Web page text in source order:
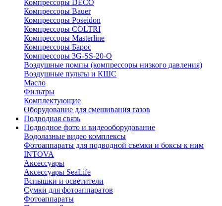
Компрессоры DECO
Компрессоры Bauer
Компрессоры Poseidon
Компрессоры COLTRI
Компрессоры Masterline
Компрессоры Барос
Компрессоры 3G-SS-20-O
Воздушные помпы (компрессоры низкого давления)
Воздушные пульты и КШС
Масло
Фильтры
Комплектующие
Оборудование для смешивания газов
Подводная связь
Подводное фото и видеооборудование
Водолазные видео комплексы
Фотоаппараты для подводной съемки и боксы к ним
INTOVA
Аксессуары
Аксессуары SeaLife
Вспышки и осветители
Сумки для фотоаппаратов
Фотоаппараты